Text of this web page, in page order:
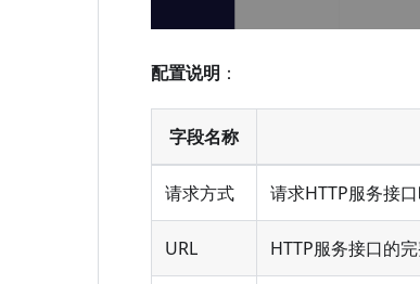
配置说明 ：
字段名称
请求方式 请求HTTP服务接
URL HTTP服务接口的